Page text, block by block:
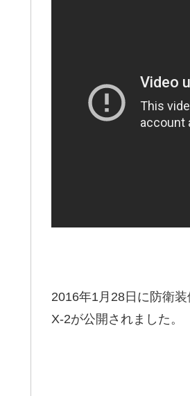
2016年1月28日に防衛
X-2が公開されました。